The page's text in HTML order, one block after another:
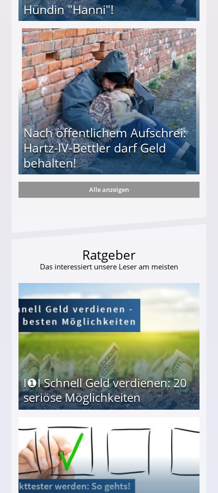
Hündin "Hanni"!
entführten seine Hündin "Hanni"!
Nach öffentlichem Aufschrei:
Hartz-IV-Bettler darf Geld
behalten!
darf Geld behalten!
Alle anzeigen
Ratgeber
Das interessiert unsere Leser am meisten
I❶I Schnell Geld verdienen: 20
seriöse Möglichkeiten